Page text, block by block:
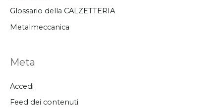
Glossario della CALZETTERIA
Metalmeccanica
Meta
Accedi
Feed dei contenuti